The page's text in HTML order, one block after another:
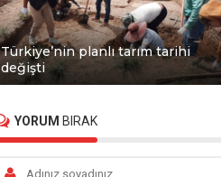
Türkiye’nin planlı tarım tarihi
değişti
YORUM BIRAK